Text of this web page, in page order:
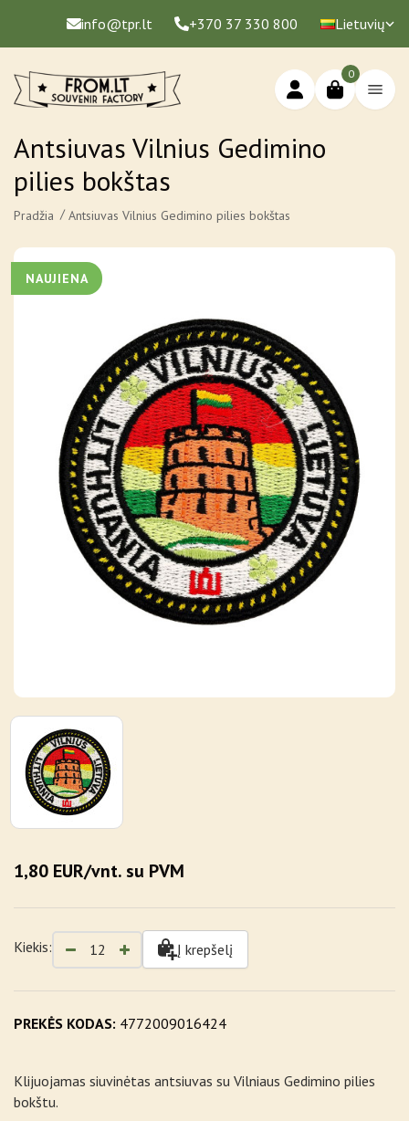
info@tpr.lt +370 37 330 800 Lietuvių
0
Antsiuvas Vilnius Gedimino
pilies bokštas
Pradžia Antsiuvas Vilnius Gedimino pilies bokštas
NAUJIENA
PREKĖS KODAS: 4772009016424
Klijuojamas siuvinėtas antsiuvas su Vilniaus Gedimino pilies
bokštu.
1,80 EUR/vnt. su PVM
Kiekis: Į krepšelį